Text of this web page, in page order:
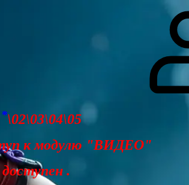
*\02\03\04\05
к модулю "ВИДЕО"
.